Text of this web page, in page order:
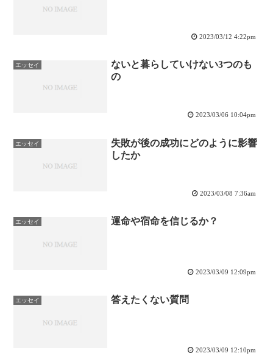
2023/03/12 4:22pm
エッセイ
ないと暮らしていけない3つのも
の
2023/03/06 10:04pm
エッセイ
失敗が後の成功にどのように影響
したか
2023/03/08 7:36am
エッセイ 運命や宿命を信じるか？
2023/03/09 12:09pm
エッセイ 答えたくない質問
2023/03/09 12:10pm